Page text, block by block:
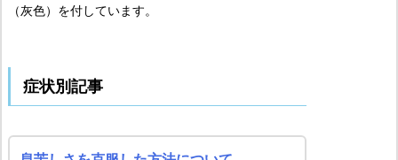
（灰色）を付しています。
症状別記事